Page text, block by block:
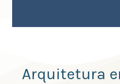
Arquitetura